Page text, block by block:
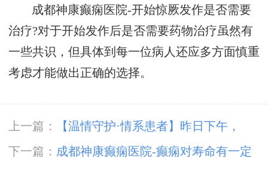
成都神康癫痫医院-开始惊厥发作是否需要
治疗?对于开始发作后是否需要药物治疗虽然有
一些共识，但具体到每一位病人还应多方面慎重
考虑才能做出正确的选择。
上一篇：
【温情守护·情系患者】昨日下午，
「成都癫痫病医院」我院组织召开公休座谈会
下一篇： 成都神康癫痫医院-癫痫对寿命有一定